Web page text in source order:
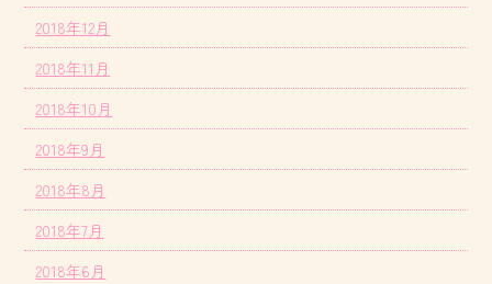
2018年12月
2018年11月
2018年10月
2018年9月
2018年8月
2018年7月
2018年6月